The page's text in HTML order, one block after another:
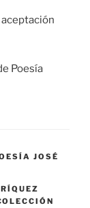
Poesía
JOSÉ